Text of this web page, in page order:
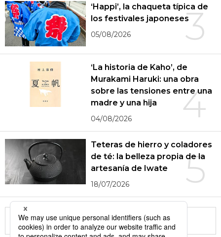
3
‘Happi’, la chaqueta típica de
los festivales japoneses
05/08/2026
4
‘La historia de Kaho’, de
Murakami Haruki: una obra
sobre las tensiones entre una
madre y una hija
04/08/2026
5
Teteras de hierro y coladores
de té: la belleza propia de la
artesanía de Iwate
18/07/2026
More in this series